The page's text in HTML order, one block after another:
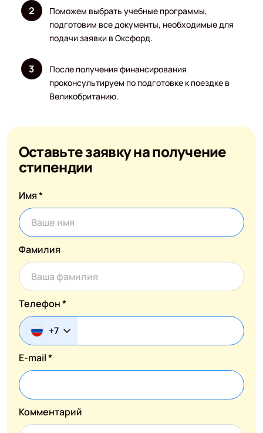
Поможем выбрать учебные программы,
подготовим все документы, необходимые для
подачи заявки в Оксфорд.
После получения финансирования
проконсультируем по подготовке к поездке в
Великобританию.
Оставьте заявку на получение
стипендии
Имя *
Фамилия
Телефон *
+7
E-mail *
Комментарий